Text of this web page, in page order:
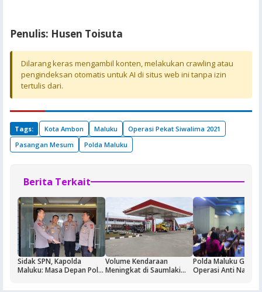
Penulis: Husen Toisuta
Dilarang keras mengambil konten, melakukan crawling atau
pengindeksan otomatis untuk AI di situs web ini tanpa izin
tertulis dari.
Tags: Kota Ambon Maluku
Operasi Pekat Siwalima 2021
Pasangan Mesum
Polda Maluku
Berita Terkait
Sidak SPN, Kapolda
Maluku: Masa Depan Polri
Volume Kendaraan
Meningkat di Saumlaki
Polda Maluku Gelar
Operasi Anti